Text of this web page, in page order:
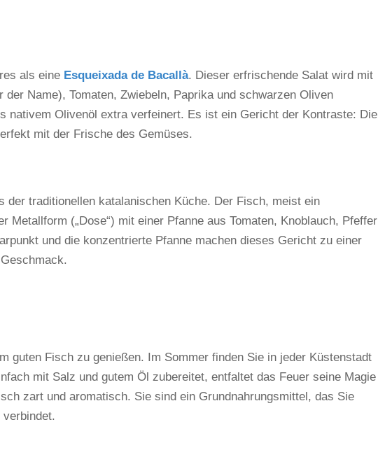
als eine Esqueixada de Bacallà. Dieser erfrischende Salat wird mit
der Name), Tomaten, Zwiebeln, Paprika und schwarzen Oliven
nativem Olivenöl extra verfeinert. Es ist ein Gericht der Kontraste: Die
mit der Frische des Gemüses.
der traditionellen katalanischen Küche. Der Fisch, meist ein
Metallform („Dose“) mit einer Pfanne aus Tomaten, Knoblauch, Pfeffer
und die konzentrierte Pfanne machen dieses Gericht zu einer
guten Fisch zu genießen. Im Sommer finden Sie in jeder Küstenstadt
mit Salz und gutem Öl zubereitet, entfaltet das Feuer seine Magie
zart und aromatisch. Sie sind ein Grundnahrungsmittel, das Sie